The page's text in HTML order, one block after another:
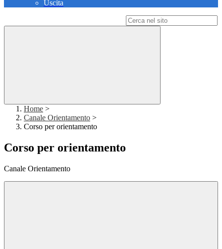
Uscita
Home >
Canale Orientamento >
Corso per orientamento
Corso per orientamento
Canale Orientamento